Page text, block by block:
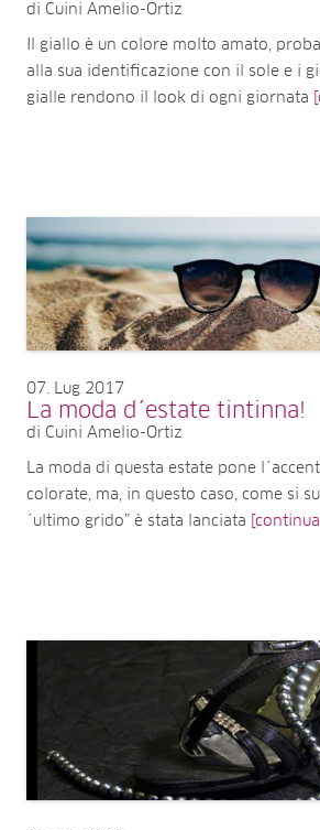
di Cuini Amelio-Ortiz
Il giallo è un colore molto amato,
alla sua identificazione con il sole e i
gialle rendono il look di ogni giornata
07 Lug 2017
La moda d´estate tintinna!
di Cuini Amelio-Ortiz
La moda di questa estate pone
colorate, ma, in questo caso, come si
´ultimo grido” è stata lanciata